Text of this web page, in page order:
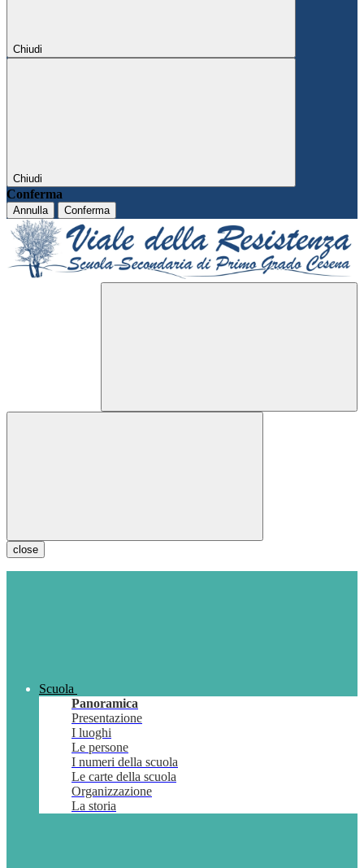
Chiudi
Chiudi
Conferma
Annulla Conferma
close
Scuola
Panoramica
Presentazione
I luoghi
Le persone
I numeri della scuola
Le carte della scuola
Organizzazione
La storia